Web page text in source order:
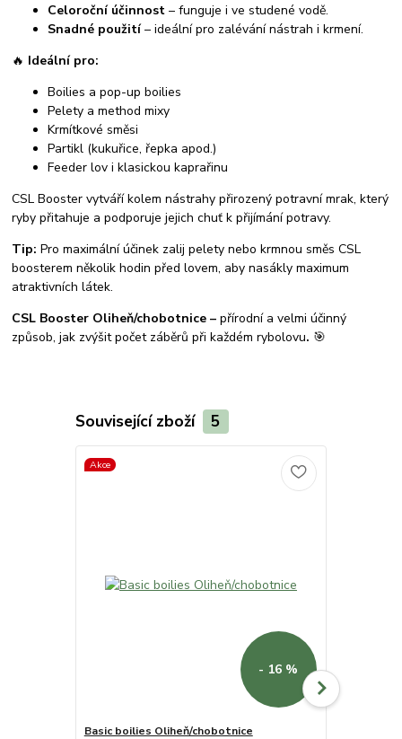
Celoroční účinnost – funguje i ve studené vodě.
Snadné použití– ideální pro zalévání nástrah i krmení.
🔥 Ideální pro:
Boilies a pop-up boilies
Pelety a method mixy
Krmítkové směsi
Partikl (kukuřice, řepka apod.)
Feeder lov i klasickou kaprařinu
CSL Booster vytváří kolem nástrahy přirozený potravní mrak, který
ryby přitahuje a podporuje jejich chuť k přijímání potravy.
Tip: Pro maximální účinek zalij pelety nebo krmnou směs CSL
boosterem několik hodin před lovem, aby nasákly maximum
atraktivních látek.
CSL Booster Oliheň/chobotnice –přírodní a velmi účinný
způsob, jak zvýšit počet záběrů při každém rybolovu. 🎯
Související zboží 5
Akce
- 16 %
Basic boilies Oliheň/chobotnice